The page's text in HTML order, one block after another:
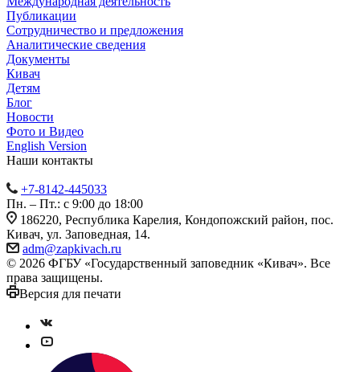
Публикации
Сотрудничество и предложения
Аналитические сведения
Документы
Кивач
Детям
Блог
Новости
Фото и Видео
English Version
Наши контакты
+7-8142-445033
Пн. – Пт.: с 9:00 до 18:00
186220, Республика Карелия, Кондопожский район, пос.
Кивач, ул. Заповедная, 14.
adm@zapkivach.ru
© 2026 ФГБУ «Государственный заповедник «Кивач». Все
права защищены.
Версия для печати